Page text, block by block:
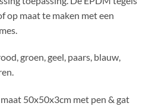
op maat te maken met een
groen, geel, paars, blauw,
50x50x3cm met pen & gat